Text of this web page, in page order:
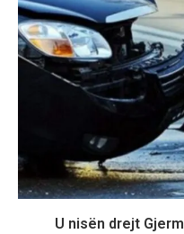
U nisën drejt